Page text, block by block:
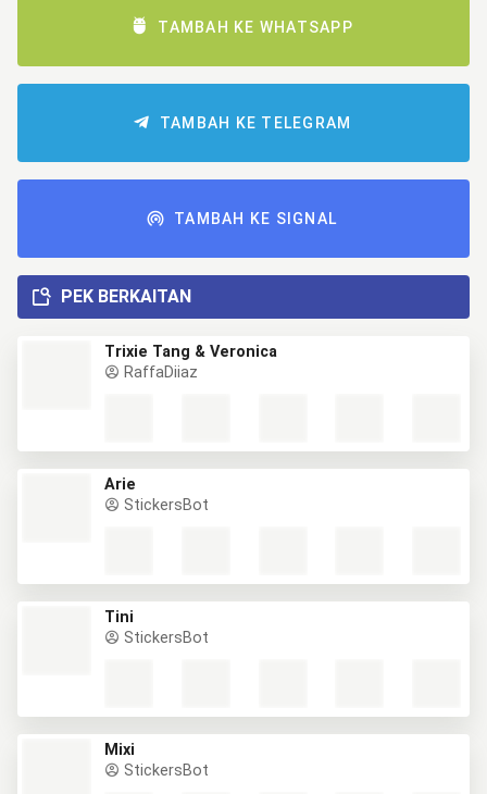
TAMBAH KE WHATSAPP
TAMBAH KE TELEGRAM
TAMBAH KE SIGNAL
PEK BERKAITAN
Trixie Tang & Veronica
RaffaDiiaz
Arie
StickersBot
Tini
StickersBot
Mixi
StickersBot